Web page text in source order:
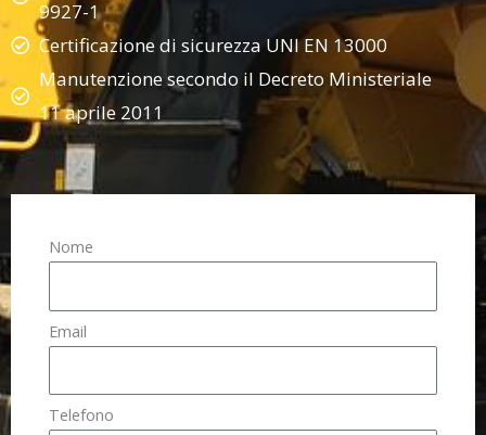
9927-1
Certificazione di sicurezza UNI EN 13000
Manutenzione secondo il Decreto Ministeriale
11 aprile 2011
Nome
Email
Telefono